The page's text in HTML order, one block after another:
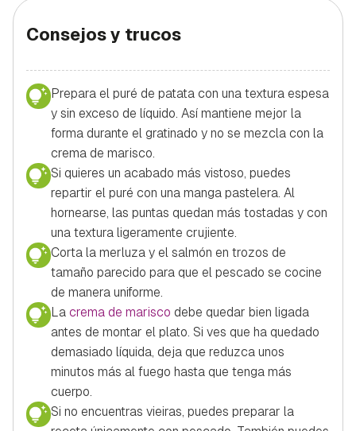
Consejos y trucos
Prepara el puré de patata con una textura espesa
y sin exceso de líquido. Así mantiene mejor la
forma durante el gratinado y no se mezcla con la
crema de marisco.
Si quieres un acabado más vistoso, puedes
repartir el puré con una manga pastelera. Al
hornearse, las puntas quedan más tostadas y con
una textura ligeramente crujiente.
Corta la merluza y el salmón en trozos de
tamaño parecido para que el pescado se cocine
de manera uniforme.
Lacrema de marisco debe quedar bien ligada
antes de montar el plato. Si ves que ha quedado
demasiado líquida, deja que reduzca unos
minutos más al fuego hasta que tenga más
cuerpo.
Si no encuentras vieiras, puedes preparar la